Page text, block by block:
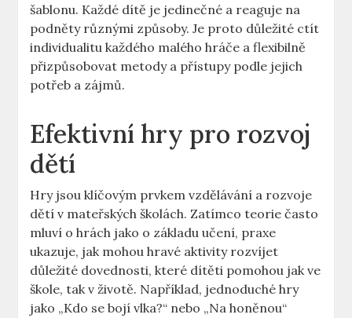
šablonu. Každé dítě je jedinečné a reaguje na
podněty různými způsoby. Je proto důležité ctít
individualitu každého malého hráče a flexibilně
přizpůsobovat metody a přístupy podle jejich
potřeb a zájmů.
Efektivní hry pro rozvoj
dětí
Hry jsou klíčovým prvkem vzdělávání a rozvoje
dětí v mateřských školách. Zatímco teorie často
mluví o hrách jako o základu učení, praxe
ukazuje, jak mohou hravé aktivity rozvíjet
důležité dovednosti, které dítěti pomohou jak ve
škole, tak v životě. Například, jednoduché hry
jako „Kdo se bojí vlka?“ nebo „Na honěnou“